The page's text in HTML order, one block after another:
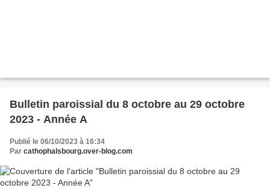
Bulletin paroissial du 8 octobre au 29 octobre
2023 - Année A
Publié le 06/10/2023 à 16:34
Par cathophalsbourg.over-blog.com